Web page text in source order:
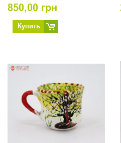
850,00 грн
Купить